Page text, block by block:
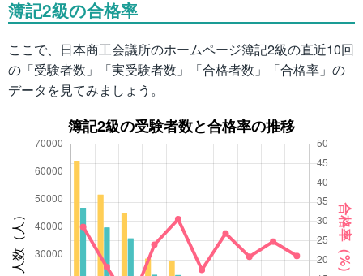
簿記2級の合格率
ここで、日本商工会議所のホームページ簿記2級の直近10回
の「受験者数」「実受験者数」「合格者数」「合格率」の
データを見てみましょう。